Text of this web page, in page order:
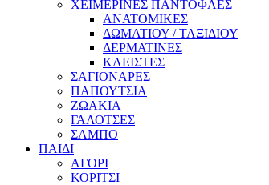
ΧΕΙΜΕΡΙΝΕΣ ΠΑΝΤΟΦΛΕΣ
ΑΝΑΤΟΜΙΚΕΣ
ΔΩΜΑΤΙΟΥ / ΤΑΞΙΔΙΟΥ
ΔΕΡΜΑΤΙΝΕΣ
ΚΛΕΙΣΤΕΣ
ΣΑΓΙΟΝΑΡΕΣ
ΠΑΠΟΥΤΣΙΑ
ΖΩΑΚΙΑ
ΓΑΛΟΤΣΕΣ
ΣΑΜΠΟ
ΠΑΙΔΙ
ΑΓΟΡΙ
ΚΟΡΙΤΣΙ